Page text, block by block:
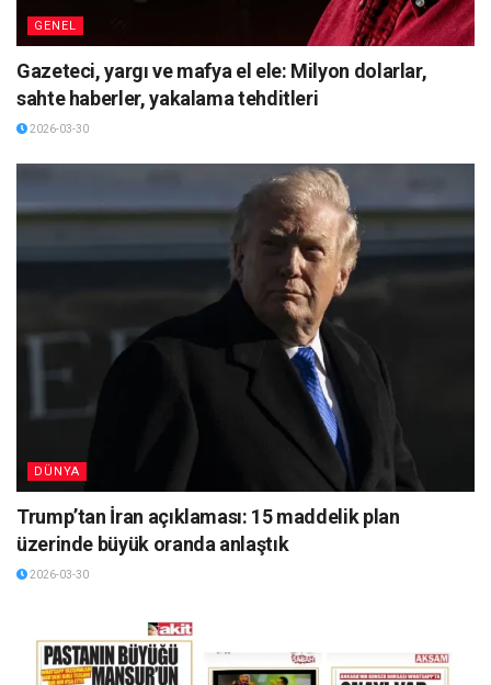
GENEL
Gazeteci, yargı ve mafya el ele: Milyon dolarlar,
sahte haberler, yakalama tehditleri
2026-03-30
DÜNYA
Trump’tan İran açıklaması: 15 maddelik plan
üzerinde büyük oranda anlaştık
2026-03-30